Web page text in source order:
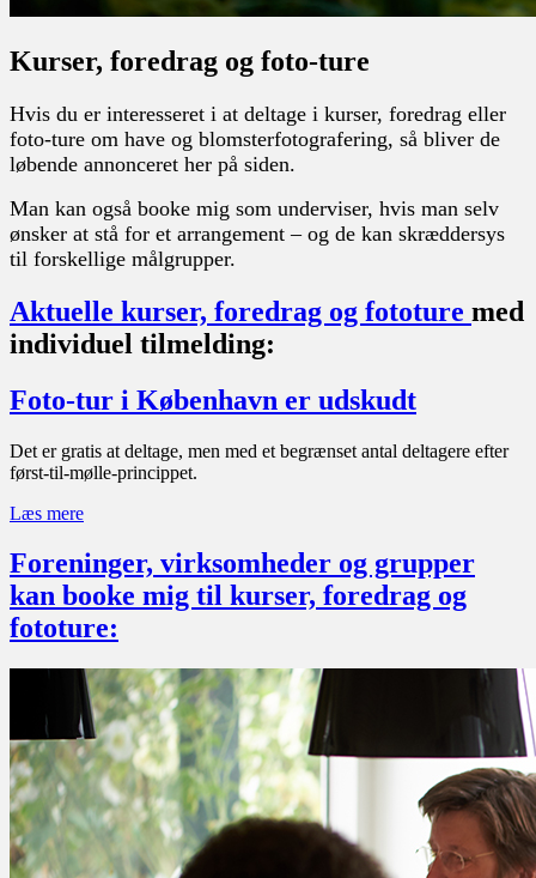
Kurser, foredrag og foto-ture
Hvis du er interesseret i at deltage i kurser, foredrag eller
foto-ture om have og blomsterfotografering, så bliver de
løbende annonceret her på siden.
Man kan også booke mig som underviser, hvis man selv
ønsker at stå for et arrangement – og de kan skræddersys
til forskellige målgrupper.
Aktuelle kurser, foredrag og fototure med
individuel tilmelding:
Foto-tur i København er udskudt
Det er gratis at deltage, men med et begrænset antal deltagere efter
først-til-mølle-princippet.
Læs mere
Foreninger, virksomheder og grupper
kan booke mig til kurser, foredrag og
fototure: